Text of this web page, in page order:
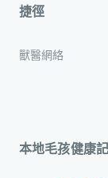
捷徑
獸醫網絡
本地毛孩健康